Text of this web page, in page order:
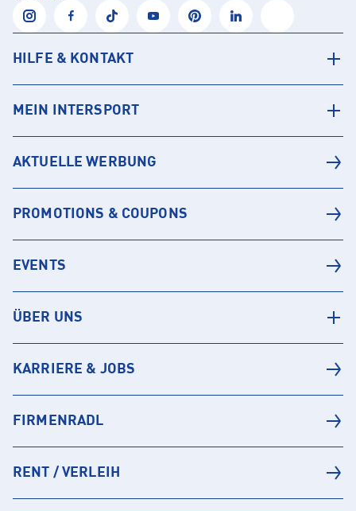
HILFE & KONTAKT
MEIN INTERSPORT
AKTUELLE WERBUNG
PROMOTIONS & COUPONS
EVENTS
ÜBER UNS
KARRIERE & JOBS
FIRMENRADL
RENT / VERLEIH